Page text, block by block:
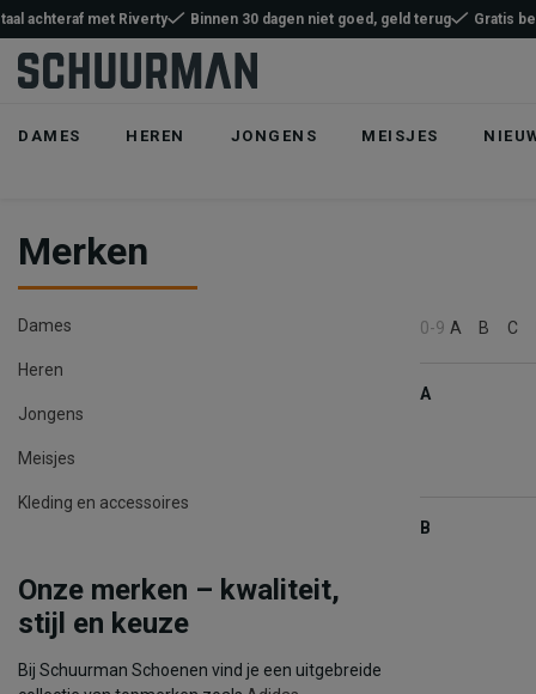
DAMES HEREN JONGENS MEISJES
achteraf met Riverty Binnen 30 dagen niet goed, geld terug Gratis
Merken
Dames
Heren
Jongens
Meisjes
Kleding en accessoires
Onze merken – kwaliteit,
stijl en keuze
Bij Schuurman Schoenen vind je een uitgebreide
0-9 A B C
A
B